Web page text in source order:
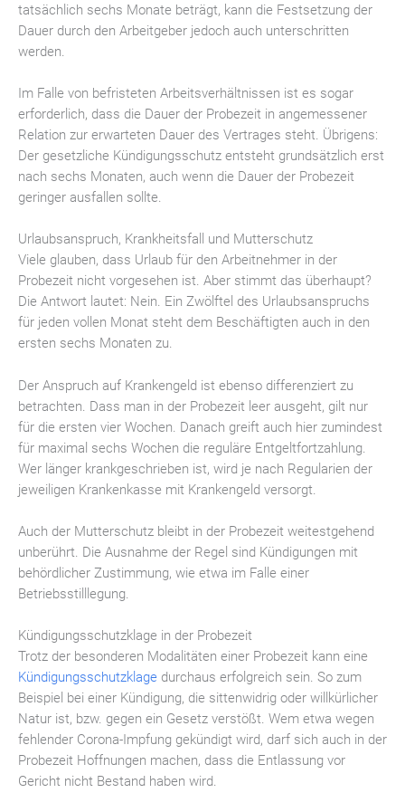
tatsächlich sechs Monate beträgt, kann die Festsetzung der
Dauer durch den Arbeitgeber jedoch auch unterschritten
werden.
Im Falle von befristeten Arbeitsverhältnissen ist es sogar
erforderlich, dass die Dauer der Probezeit in angemessener
Relation zur erwarteten Dauer des Vertrages steht. Übrigens:
Der gesetzliche Kündigungsschutz entsteht grundsätzlich erst
nach sechs Monaten, auch wenn die Dauer der Probezeit
geringer ausfallen sollte.
Urlaubsanspruch, Krankheitsfall und Mutterschutz
Viele glauben, dass Urlaub für den Arbeitnehmer in der
Probezeit nicht vorgesehen ist. Aber stimmt das überhaupt?
Die Antwort lautet: Nein. Ein Zwölftel des Urlaubsanspruchs
für jeden vollen Monat steht dem Beschäftigten auch in den
ersten sechs Monaten zu.
Der Anspruch auf Krankengeld ist ebenso differenziert zu
betrachten. Dass man in der Probezeit leer ausgeht, gilt nur
für die ersten vier Wochen. Danach greift auch hier zumindest
für maximal sechs Wochen die reguläre Entgeltfortzahlung.
Wer länger krankgeschrieben ist, wird je nach Regularien der
jeweiligen Krankenkasse mit Krankengeld versorgt.
Auch der Mutterschutz bleibt in der Probezeit weitestgehend
unberührt. Die Ausnahme der Regel sind Kündigungen mit
behördlicher Zustimmung, wie etwa im Falle einer
Betriebsstilllegung.
Kündigungsschutzklage in der Probezeit
Trotz der besonderen Modalitäten einer Probezeit kann eine
Kündigungsschutzklage durchaus erfolgreich sein. So zum
Beispiel bei einer Kündigung, die sittenwidrig oder willkürlicher
Natur ist, bzw. gegen ein Gesetz verstößt. Wem etwa wegen
fehlender Corona-Impfung gekündigt wird, darf sich auch in der
Probezeit Hoffnungen machen, dass die Entlassung vor
Gericht nicht Bestand haben wird.